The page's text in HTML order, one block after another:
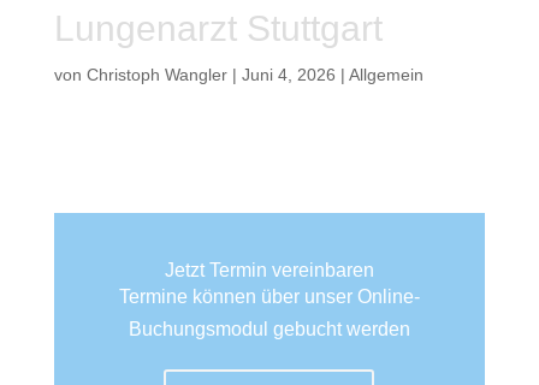
Lungenarzt Stuttgart
von Christoph Wangler| Juni 4, 2026 | Allgemein
Jetzt Termin vereinbaren
Termine können über unser Online-
Buchungsmodul gebucht werden